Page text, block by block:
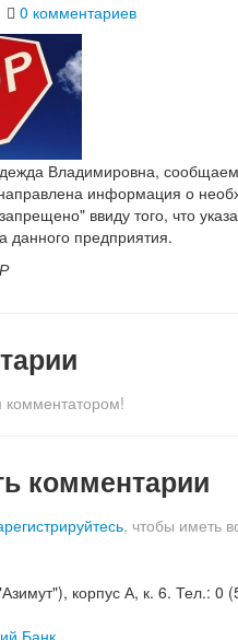
0 комментариев
Владимировна, сообщаем
информация о
ввиду того, что
данного предприятия.
комментатором!
комментарии
, чтобы иметь
корпус А, к. 6. Тел.:
Банк